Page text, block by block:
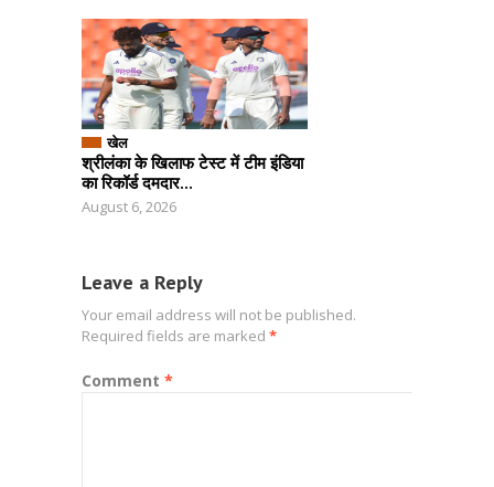
खेल
श्रीलंका के खिलाफ टेस्ट में टीम इंडिया
का रिकॉर्ड दमदार...
August 6, 2026
Leave a Reply
Your email address will not be published.
Required fields are marked *
Comment *